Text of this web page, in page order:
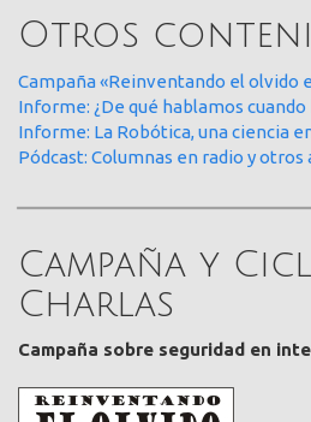
Otros
Campaña «Reinventando el olvido
Informe: ¿De qué hablamos
Informe: La Robótica, una ciencia
Pódcast: Columnas en radio y otros
Campaña y
Charlas
Campaña sobre seguridad en